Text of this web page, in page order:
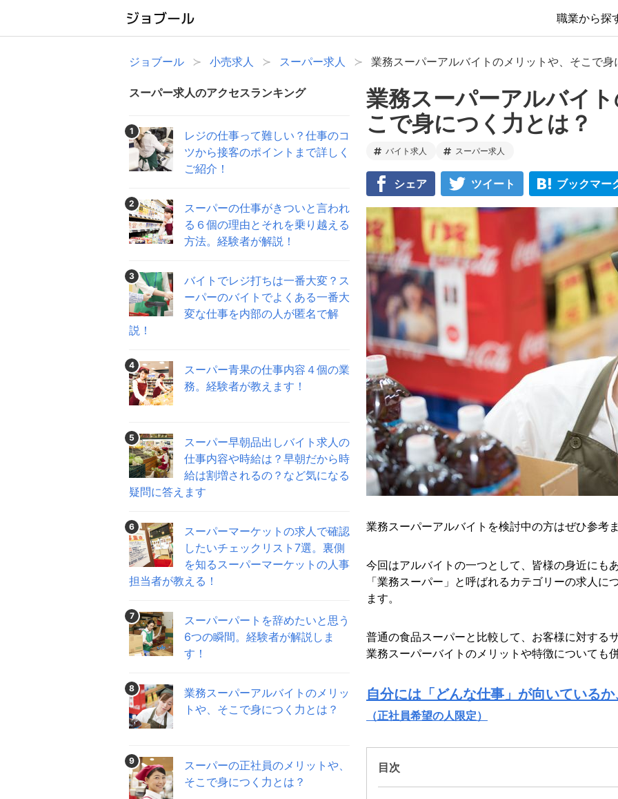
職業から探
ジョブール 小売求人 スーパー求人 業務スーパーアルバイトのメリットや、そこで身
スーパー求人のアクセスランキング
1
レジの仕事って難しい？仕事のコ
ツから接客のポイントまで詳しく
ご紹介！
2
スーパーの仕事がきついと言われ
る６個の理由とそれを乗り越える
方法。経験者が解説！
3
バイトでレジ打ちは一番大変？ス
ーパーのバイトでよくある一番大
変な仕事を内部の人が匿名で解
説！
4
スーパー青果の仕事内容４個の業
務。経験者が教えます！
5
スーパー早朝品出しバイト求人の
仕事内容や時給は？早朝だから時
給は割増されるの？など気になる
疑問に答えます
6
スーパーマーケットの求人で確認
したいチェックリスト7選。裏側
を知るスーパーマーケットの人事
担当者が教える！
7
スーパーパートを辞めたいと思う
6つの瞬間。経験者が解説しま
す！
8
業務スーパーアルバイトのメリッ
トや、そこで身につく力とは？
9
スーパーの正社員のメリットや、
そこで身につく力とは？
業務スーパーアルバイ
こで身につく力とは？
バイト求人 スーパー求人
シェア ツイート ブックマー
業務スーパーアルバイトを検討中の方はぜひ参考
今回はアルバイトの一つとして、皆様の身近にも
「業務スーパー」と呼ばれるカテゴリーの求人
ます。
普通の食品スーパーと比較して、お客様に対する
業務スーパーバイトのメリットや特徴についても
自分には「どんな仕事」が向いている
（正社員希望の人限定）
目次